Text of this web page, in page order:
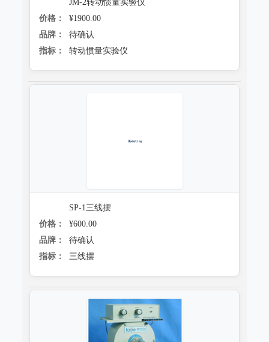
JM-2转动惯量实验仪
价格：
¥1900.00
品牌：
待确认
指标：
转动惯量实验仪
SP-1三线摆
价格：
¥600.00
品牌：
待确认
指标：
三线摆